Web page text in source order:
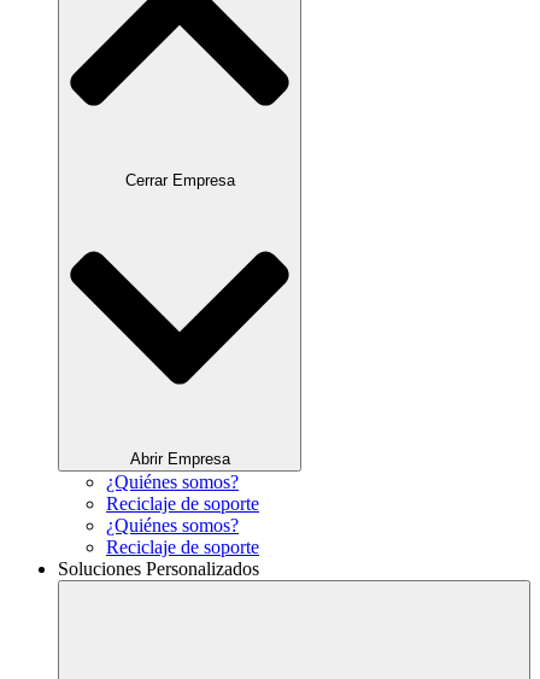
Cerrar Empresa
Abrir Empresa
¿Quiénes somos?
Reciclaje de soporte
¿Quiénes somos?
Reciclaje de soporte
Soluciones Personalizados